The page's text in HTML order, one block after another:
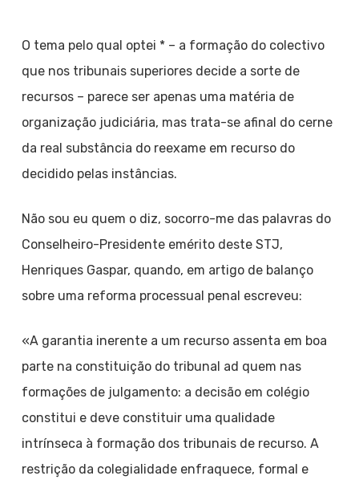
O tema pelo qual optei * – a formação do colectivo
que nos tribunais superiores decide a sorte de
recursos – parece ser apenas uma matéria de
organização judiciária, mas trata-se afinal do cerne
da real substância do reexame em recurso do
decidido pelas instâncias.
Não sou eu quem o diz, socorro-me das palavras do
Conselheiro-Presidente emérito deste STJ,
Henriques Gaspar, quando, em artigo de balanço
sobre uma reforma processual penal escreveu:
«A garantia inerente a um recurso assenta em boa
parte na constituição do tribunal ad quem nas
formações de julgamento: a decisão em colégio
constitui e deve constituir uma qualidade
intrínseca à formação dos tribunais de recurso. A
restrição da colegialidade enfraquece, formal e